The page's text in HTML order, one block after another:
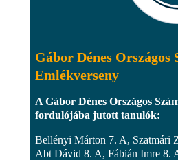
Gábor Dénes Országos
Emlékverseny
A Gábor Dénes Országos
fordulójába jutott tanulók:
Bellényi Márton 7. A, Szatmári
Abt Dávid 8. A, Fábián Imre 8.